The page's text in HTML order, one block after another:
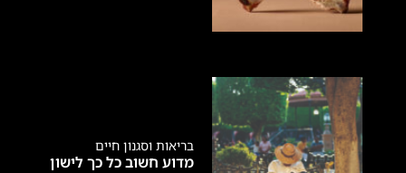
בריאות וסגנון חיים
מדוע חשוב כל כך לישון